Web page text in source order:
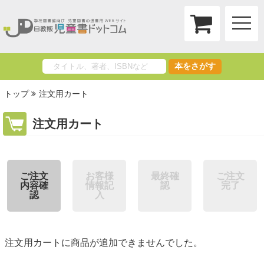
toggle
本をさがす
トップ 注文用カート
注文用カート
ご注文
内容確
認
お客様
情報記
入
最終確
認
ご注文
完了
注文用カートに商品が追加できませんでした。